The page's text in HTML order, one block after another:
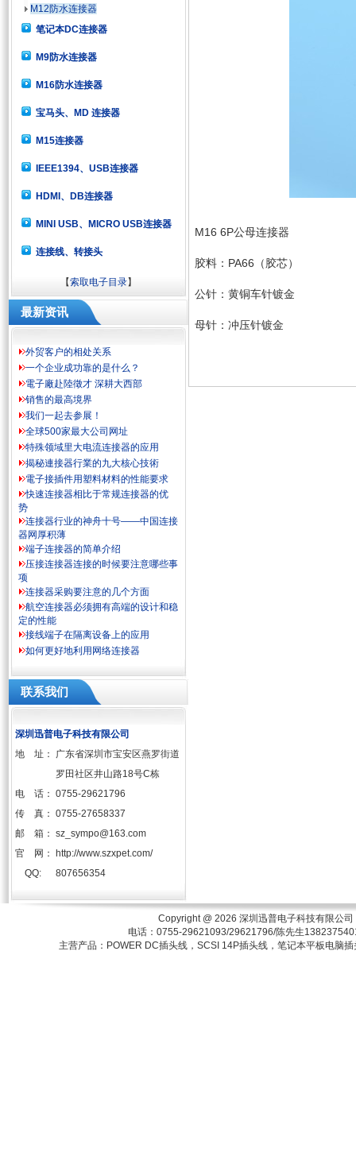
M12防水连接器
笔记本DC连接器
M9防水连接器
M16防水连接器
宝马头、MD 连接器
M15连接器
IEEE1394、USB连接器
HDMI、DB连接器
MINI USB、MICRO USB连接器
连接线、转接头
【索取电子目录】
最新资讯
外贸客户的相处关系
一个企业成功靠的是什么？
電子廠赴陸徵才 深耕大西部
销售的最高境界
我们一起去参展！
全球500家最大公司网址
特殊领域里大电流连接器的应用
揭秘連接器行業的九大核心技術
電子接插件用塑料材料的性能要求
快速连接器相比于常规连接器的优
势
连接器行业的神舟十号——中国连接
器网厚积薄
端子连接器的简单介绍
压接连接器连接的时候要注意哪些事
项
连接器采购要注意的几个方面
航空连接器必须拥有高端的设计和稳
定的性能
接线端子在隔离设备上的应用
如何更好地利用网络连接器
联系我们
深圳迅普电子科技有限公司
地 址：
电 话：
传 真：
邮 箱：
官 网：
QQ:
广东省深圳市宝安区燕罗街道
罗田社区井山路18号C栋
0755-29621796
0755-27658337
sz_sympo@163.com
http://www.szxpet.com/
807656354
M16 6P公母连接器
胶料：PA66（胶芯）
公针：黄铜车针镀金
母针：冲压针镀金
Copyright @ 2026 深圳迅普电子科技有限公司
电话：0755-29621093/29621796/陈先生
主营产品：POWER DC插头线，SCSI 14P插头线，笔记本平板电脑